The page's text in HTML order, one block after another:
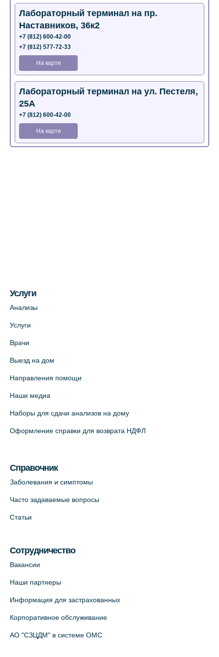
Лабораторный терминал на пр.
Наставников, 36к2
+7 (812) 600-42-00
+7 (812) 577-72-33
На карте
Лабораторный терминал на ул. Пестеля,
25А
+7 (812) 600-42-00
На карте
Медицинский центр на пр. Просвещения,
12к2 (официальный партнер)
Медицинский центр "Доктор Семейный"
(официальный партнер),
+7 (812) 664-55-80
На карте
+7 (812) 660-73-69
На карте
На карте
Лабораторный терминал на
партнёр)
+7 (812) 498-10-30
Услуги
Анализы
Услуги
Врачи
Выезд на дом
Направления помощи
Наши медиа
Наборы для сдачи анализов на дому
Оформление справки для возврата НДФЛ
Справочник
Заболевания и симптомы
Часто задаваемые вопросы
Статьи
Сотрудничество
Вакансии
Наши партнеры
Информация для застрахованных
Корпоративное обслуживание
АО "СЗЦДМ" в системе ОМС